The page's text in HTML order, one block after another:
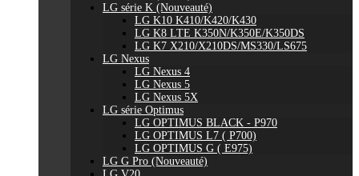
LG série K (Nouveauté)
LG K10 K410/K420/K430
LG K8 LTE K350N/K350E/K350DS
LG K7 X210/X210DS/MS330/LS675
LG Nexus
LG Nexus 4
LG Nexus 5
LG Nexus 5X
LG série Optimus
LG OPTIMUS BLACK - P970
LG OPTIMUS L7 ( P700)
LG OPTIMUS G ( E975)
LG G Pro (Nouveauté)